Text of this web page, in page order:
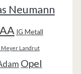
Neumann
IG Metall
Meyer Landrut
Opel